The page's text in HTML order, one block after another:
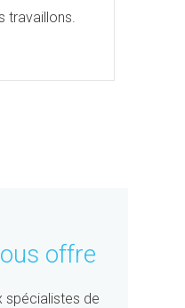
travaillons.
offre
spécialistes de